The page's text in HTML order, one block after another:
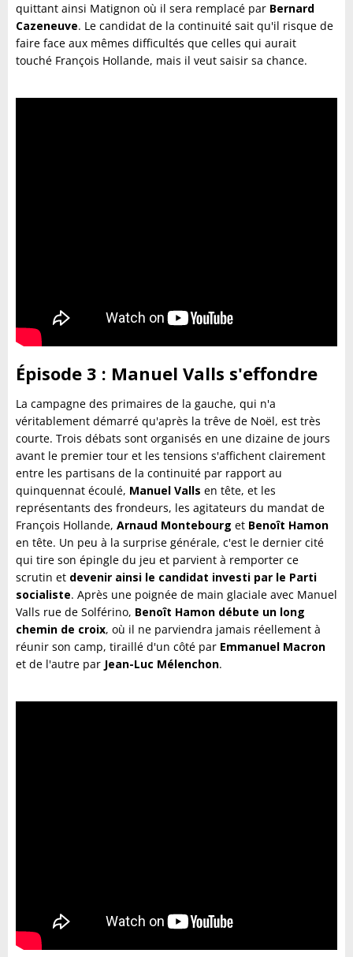
quittant ainsi Matignon où il sera remplacé par Bernard
Cazeneuve. Le candidat de la continuité sait qu'il risque de
faire face aux mêmes difficultés que celles qui aurait
touché François Hollande, mais il veut saisir sa chance.
Épisode 3 : Manuel Valls s'effondre
La campagne des primaires de la gauche, qui n'a
véritablement démarré qu'après la trêve de Noël, est très
courte. Trois débats sont organisés en une dizaine de jours
avant le premier tour et les tensions s'affichent clairement
entre les partisans de la continuité par rapport au
quinquennat écoulé, Manuel Valls en tête, et les
représentants des frondeurs, les agitateurs du mandat de
François Hollande, Arnaud Montebourg et Benoît Hamon
en tête. Un peu à la surprise générale, c'est le dernier cité
qui tire son épingle du jeu et parvient à remporter ce
scrutin et devenir ainsi le candidat investi par le Parti
socialiste. Après une poignée de main glaciale avec Manuel
Valls rue de Solférino, Benoît Hamon débute un long
chemin de croix, où il ne parviendra jamais réellement à
réunir son camp, tiraillé d'un côté par Emmanuel Macron
et de l'autre par Jean-Luc Mélenchon.